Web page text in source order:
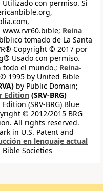
con permiso. Si
Reina
tomado de La Santa
Copyright © 2017 por
Usado con permiso.
todo el mundo.; Reina-
1995 by United Bible
by Public Domain;
Edition (SRV-BRG)
(SRV-BRG) Blue
© 2012/2015 BRG
All rights reserved.
in U.S. Patent and
en lenguaje actual
Societies